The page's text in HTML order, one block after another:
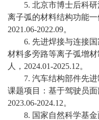
流
5. 北京市博士后科
离子弧的材料结构功能
2021.06-2022.09。
6. 先进焊接与连接
材料多旁路等离子弧增
人， 2024.01-2025.12。
7. 汽车结构部件先
课题项目：基于驾驶员
2023.06-2024.12。
8. 国家自然科学基